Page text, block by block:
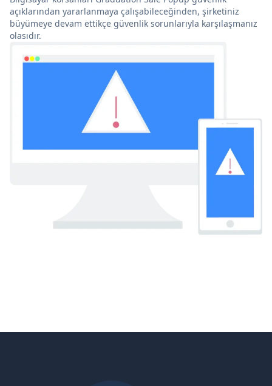
açıklarından yararlanmaya çalışabileceğinden, şirketiniz
büyümeye devam ettikçe güvenlik sorunlarıyla karşılaşmanız
olasıdır.